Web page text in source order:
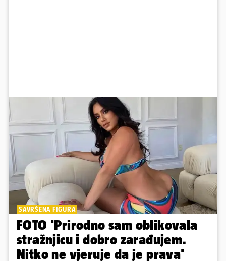
SAVRŠENA FIGURA
FOTO 'Prirodno sam oblikovala
stražnjicu i dobro zarađujem.
Nitko ne vjeruje da je prava'